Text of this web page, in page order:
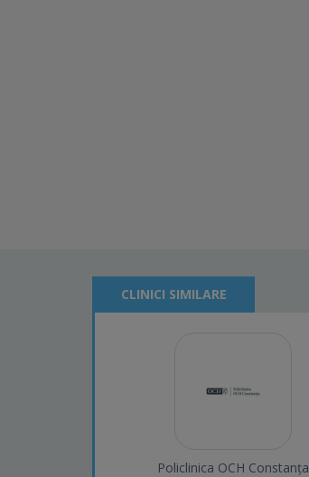
CLINICI SIMILARE
Policlinica OCH Constanța